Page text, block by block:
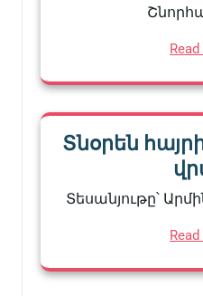
Տնօրեն
Տեսանյութը՝